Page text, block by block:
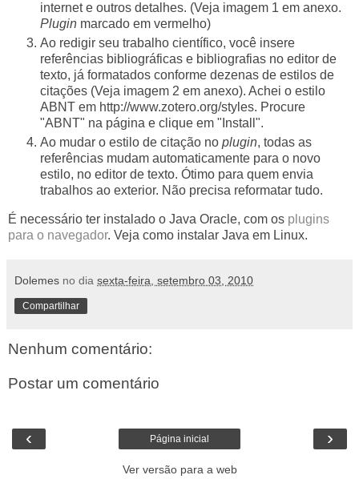
internet e outros detalhes. (Veja imagem 1 em anexo.
Plugin marcado em vermelho)
Ao redigir seu trabalho científico, você insere
referências bibliográficas e bibliografias no editor de
texto, já formatados conforme dezenas de estilos de
citações (Veja imagem 2 em anexo). Achei o estilo
ABNT em http://www.zotero.org/styles. Procure
"ABNT" na página e clique em "Install".
Ao mudar o estilo de citação no plugin, todas as
referências mudam automaticamente para o novo
estilo, no editor de texto. Ótimo para quem envia
trabalhos ao exterior. Não precisa reformatar tudo.
É necessário ter instalado o Java Oracle, com os plugins
para o navegador. Veja como instalar Java em Linux.
Dolemes no dia sexta-feira, setembro 03, 2010
Compartilhar
Nenhum comentário:
Postar um comentário
‹ ›
Página inicial
Ver versão para a web